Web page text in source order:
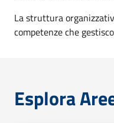
La struttura
competenze che
Esplora